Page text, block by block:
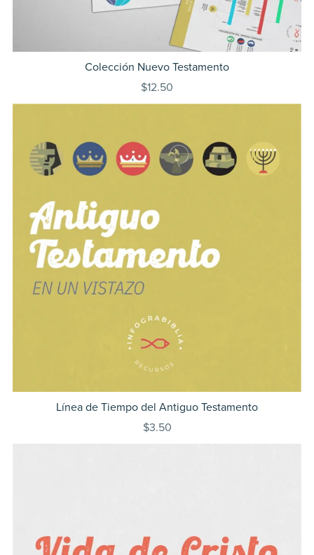
Colección Nuevo Testamento
$12.50
Línea de Tiempo del Antiguo Testamento
$3.50